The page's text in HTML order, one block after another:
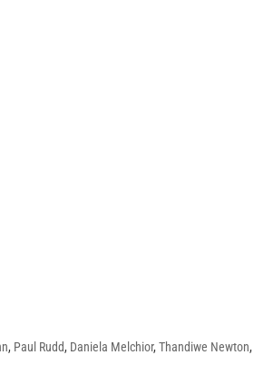
, Paul Rudd, Daniela Melchior, Thandiwe Newton,